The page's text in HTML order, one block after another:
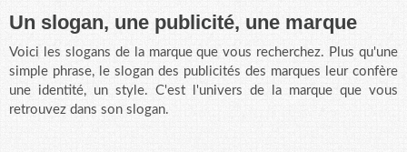
Un slogan, une publicité, une marque
Voici les slogans de la marque que vous recherchez. Plus qu'une
simple phrase, le slogan des publicités des marques leur confère
une identité, un style. C'est l'univers de la marque que vous
retrouvez dans son slogan.